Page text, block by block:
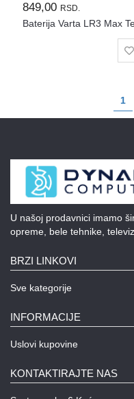
849,00 RSD.
Baterija Varta LR3 Max
1
U našoj prodavnici imamo
opreme, bele tehnike,
BRZI LINKOVI
Sve kategorije
INFORMACIJE
Uslovi kupovine
KONTAKTIRAJTE NAS